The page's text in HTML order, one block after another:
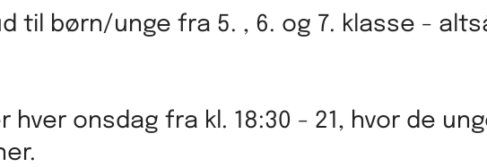
til børn/unge fra 5. , 6. og 7. klasse -
hver onsdag fra kl. 18:30 - 21, hvor de